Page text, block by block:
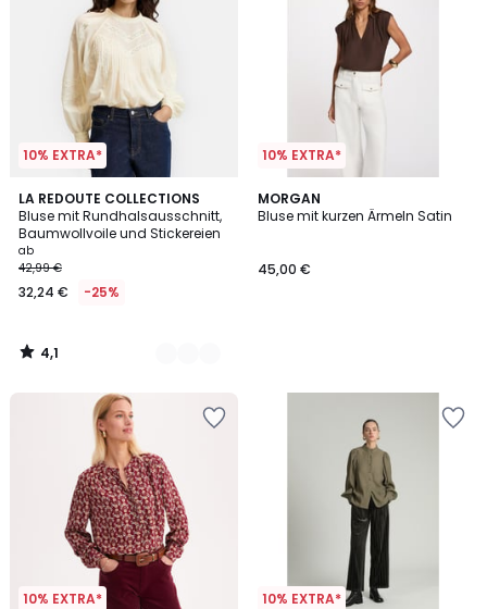
10% EXTRA*
LA REDOUTE COLLECTIONS
Bluse mit Rundhalsausschnitt,
Baumwollvoile und Stickereien
ab
42,99 €
32,24 € -25%
4,1
/ 5
2
Farben
4,1
/
10% EXTRA*
MORGAN
Bluse mit kurzen Ärmeln Satin
45,00 €
10% EXTRA* 10% EXTRA*